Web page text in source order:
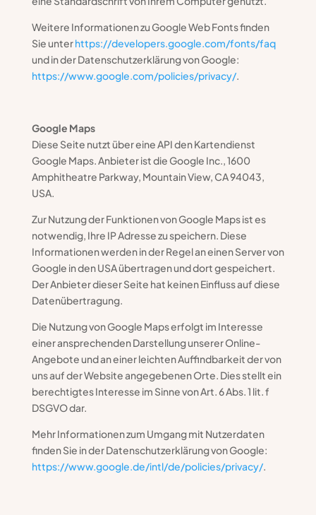
Weitere Informationen zu Google Web Fonts finden
Sie unterhttps://developers.google.com/fonts/faq
und in der Datenschutzerklärung von Google:
https://www.google.com/policies/privacy/.
Google Maps
Diese Seite nutzt über eine API den Kartendienst
Google Maps. Anbieter ist die Google Inc., 1600
Amphitheatre Parkway, Mountain View, CA 94043,
USA.
Zur Nutzung der Funktionen von Google Maps ist es
notwendig, Ihre IP Adresse zu speichern. Diese
Informationen werden in der Regel an einen Server von
Google in den USA übertragen und dort gespeichert.
Der Anbieter dieser Seite hat keinen Einfluss auf diese
Datenübertragung.
Die Nutzung von Google Maps erfolgt im Interesse
einer ansprechenden Darstellung unserer Online-
Angebote und an einer leichten Auffindbarkeit der von
uns auf der Website angegebenen Orte. Dies stellt ein
berechtigtes Interesse im Sinne von Art. 6 Abs. 1 lit. f
DSGVO dar.
Mehr Informationen zum Umgang mit Nutzerdaten
finden Sie in der Datenschutzerklärung von Google:
https://www.google.de/intl/de/policies/privacy/.